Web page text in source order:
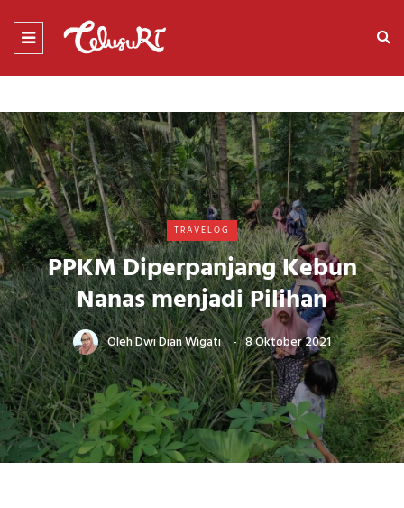
TRAVELOG
PPKM Diperpanjang Kebun
Nanas menjadi Pilihan
OlehDwi Dian Wigati 8 Oktober 2021